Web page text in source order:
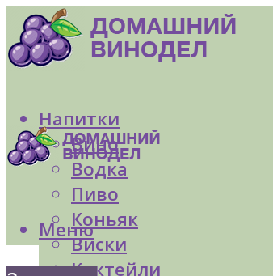
Напитки
Вино
Водка
Пиво
Коньяк
Виски
Коктейли
Меню